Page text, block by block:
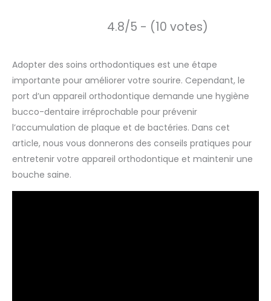
4.8/5 - (10 votes)
Adopter des soins orthodontiques est une étape
importante pour améliorer votre sourire. Cependant, le
port d’un appareil orthodontique demande une hygiène
bucco-dentaire irréprochable pour prévenir
l’accumulation de plaque et de bactéries. Dans cet
article, nous vous donnerons des conseils pratiques pour
entretenir votre appareil orthodontique et maintenir une
bouche saine.